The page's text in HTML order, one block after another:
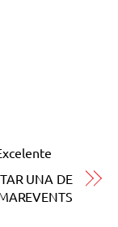
UNA DE